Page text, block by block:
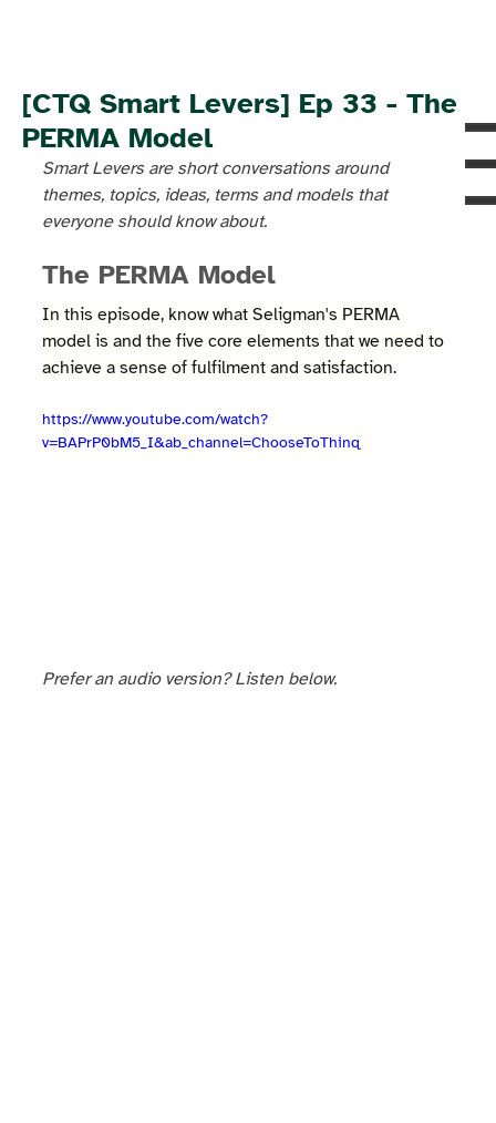
[CTQ Smart Levers] Ep 33 - The
PERMA Model
Smart Levers are short conversations around
themes, topics, ideas, terms and models that
everyone should know about.
The PERMA Model
In this episode, know what Seligman's PERMA
model is and the five core elements that we need to
achieve a sense of fulfilment and satisfaction.
https://www.youtube.com/watch?
v=BAPrP0bM5_I&ab_channel=ChooseToThinq
Prefer an audio version? Listen below.